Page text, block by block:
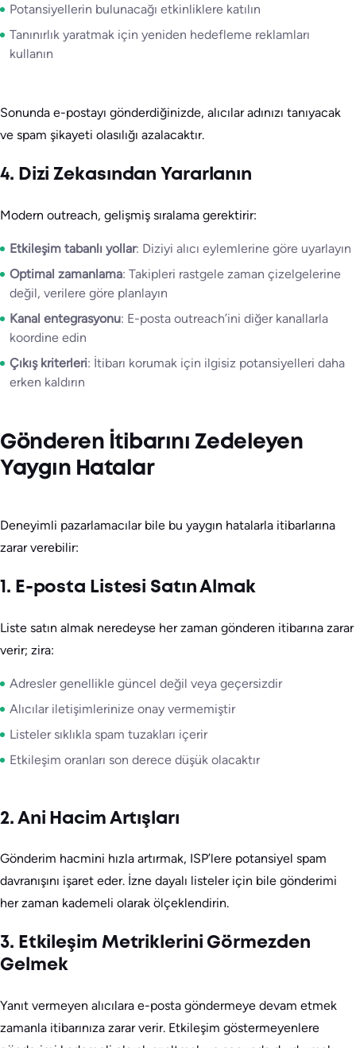
Potansiyellerin bulunacağı etkinliklere katılın
Tanınırlık yaratmak için yeniden hedefleme reklamları
kullanın
Sonunda e-postayı gönderdiğinizde, alıcılar adınızı tanıyacak
ve spam şikayeti olasılığı azalacaktır.
4. Dizi Zekasından Yararlanın
Modern outreach, gelişmiş sıralama gerektirir:
Etkileşim tabanlı yollar: Diziyi alıcı eylemlerine göre uyarlayın
Optimal zamanlama: Takipleri rastgele zaman çizelgelerine
değil, verilere göre planlayın
Kanal entegrasyonu: E-posta outreach’ini diğer kanallarla
koordine edin
Çıkış kriterleri: İtibarı korumak için ilgisiz potansiyelleri daha
erken kaldırın
Gönderen İtibarını Zedeleyen
Yaygın Hatalar
Deneyimli pazarlamacılar bile bu yaygın hatalarla itibarlarına
zarar verebilir:
1. E-posta Listesi Satın Almak
Liste satın almak neredeyse her zaman gönderen itibarına zarar
verir; zira:
Adresler genellikle güncel değil veya geçersizdir
Alıcılar iletişimlerinize onay vermemiştir
Listeler sıklıkla spam tuzakları içerir
Etkileşim oranları son derece düşük olacaktır
2. Ani Hacim Artışları
Gönderim hacmini hızla artırmak, ISP’lere potansiyel spam
davranışını işaret eder. İzne dayalı listeler için bile gönderimi
her zaman kademeli olarak ölçeklendirin.
3. Etkileşim Metriklerini Görmezden
Gelmek
Yanıt vermeyen alıcılara e-posta göndermeye devam etmek
zamanla itibarınıza zarar verir. Etkileşim göstermeyenlere